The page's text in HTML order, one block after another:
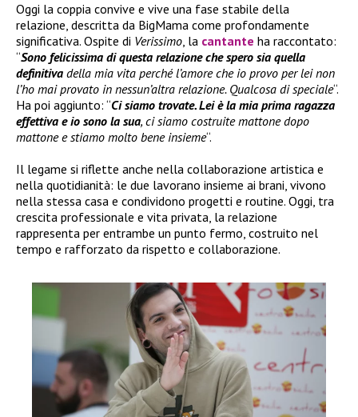
Oggi la coppia convive e vive una fase stabile della
relazione, descritta da BigMama come profondamente
significativa. Ospite di Verissimo, la cantante ha raccontato:
“Sono felicissima di questa relazione che spero sia quella
definitiva della mia vita perché l’amore che io provo per lei non
l’ho mai provato in nessun’altra relazione. Qualcosa di speciale“.
Ha poi aggiunto: “Ci siamo trovate. Lei è la mia prima ragazza
effettiva e io sono la sua, ci siamo costruite mattone dopo
mattone e stiamo molto bene insieme“.
Il legame si riflette anche nella collaborazione artistica e
nella quotidianità: le due lavorano insieme ai brani, vivono
nella stessa casa e condividono progetti e routine. Oggi, tra
crescita professionale e vita privata, la relazione
rappresenta per entrambe un punto fermo, costruito nel
tempo e rafforzato da rispetto e collaborazione.